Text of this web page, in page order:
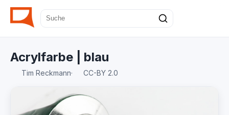
Acrylfarbe | blau
Tim Reckmann· CC-BY 2.0